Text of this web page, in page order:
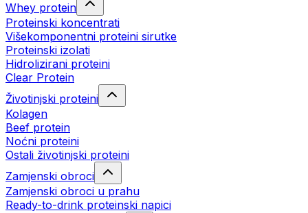
Whey protein
Proteinski koncentrati
Višekomponentni proteini sirutke
Proteinski izolati
Hidrolizirani proteini
Clear Protein
Životinjski proteini
Kolagen
Beef protein
Noćni proteini
Ostali životinjski proteini
Zamjenski obroci
Zamjenski obroci u prahu
Ready-to-drink proteinski napici